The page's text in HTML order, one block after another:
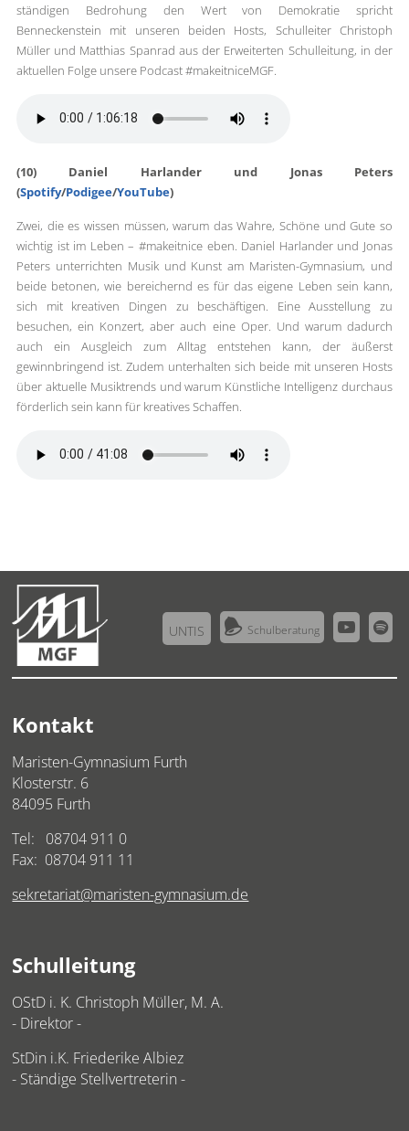
ständigen Bedrohung den Wert von Demokratie spricht
Benneckenstein mit unseren beiden Hosts, Schulleiter Christoph
Müller und Matthias Spanrad aus der Erweiterten Schulleitung, in der
aktuellen Folge unsere Podcast #makeitniceMGF.
(10) Daniel Harlander und Jonas Peters
(Spotify/Podigee/YouTube)
Zwei, die es wissen müssen, warum das Wahre, Schöne und Gute so
wichtig ist im Leben – #makeitnice eben. Daniel Harlander und Jonas
Peters unterrichten Musik und Kunst am Maristen-Gymnasium, und
beide betonen, wie bereichernd es für das eigene Leben sein kann,
sich mit kreativen Dingen zu beschäftigen. Eine Ausstellung zu
besuchen, ein Konzert, aber auch eine Oper. Und warum dadurch
auch ein Ausgleich zum Alltag entstehen kann, der äußerst
gewinnbringend ist. Zudem unterhalten sich beide mit unseren Hosts
über aktuelle Musiktrends und warum Künstliche Intelligenz durchaus
förderlich sein kann für kreatives Schaffen.


 Schulberatung
UNTIS
Kontakt
Maristen-Gymnasium Furth
Klosterstr. 6
84095 Furth
Tel: 08704 911 0
Fax: 08704 911 11
sekretariat@maristen-gymnasium.de
Schulleitung
OStD i. K. Christoph Müller, M. A.
- Direktor -
StDin i.K. Friederike Albiez
- Ständige Stellvertreterin -